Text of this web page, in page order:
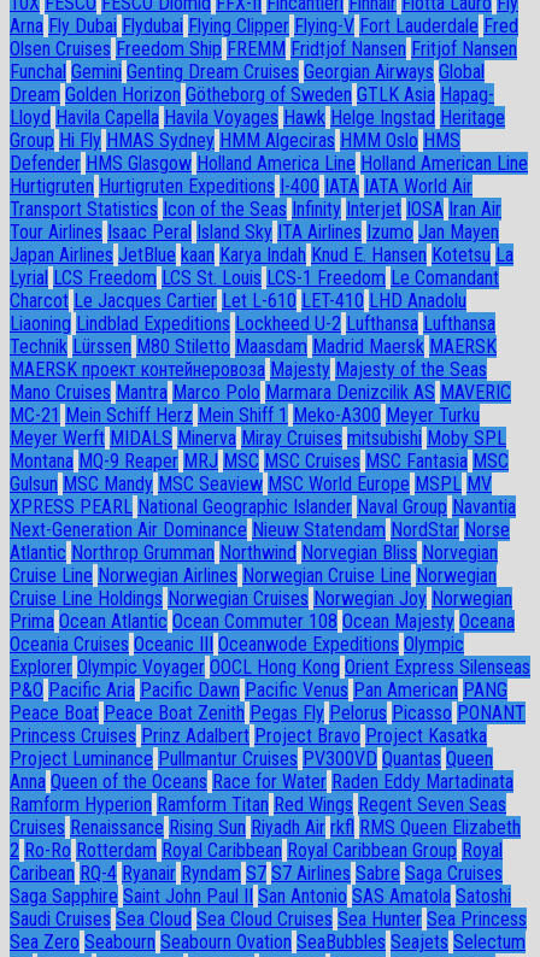
Arna Fly Dubai Flydubai Flying Clipper Flying-V Fort Lauderdale Fred
Olsen Cruises Freedom Ship FREMM Fridtjof Nansen Fritjof Nansen
Funchal Gemini Genting Dream Cruises Georgian Airways Global
Dream Golden Horizon Götheborg of Sweden GTLK Asia Hapag-
Lloyd Havila Capella Havila Voyages Hawk Helge Ingstad Heritage
Group Hi Fly HMAS Sydney HMM Algeciras HMM Oslo HMS
Defender HMS Glasgow Holland America Line Holland American Line
Hurtigruten Hurtigruten Expeditions I-400 IATA IATA World Air
Transport Statistics Icon of the Seas Infinity Interjet IOSA Iran Air
Tour Airlines Isaac Peral Island Sky ITA Airlines Izumo Jan Mayen
Japan Airlines JetBlue kaan Karya Indah Knud E. Hansen Kotetsu La
Lyrial LCS Freedom LCS St. Louis LCS-1 Freedom Le Comandant
Charcot Le Jacques Cartier Let L-610 LET-410 LHD Anadolu
Liaoning Lindblad Expeditions Lockheed U-2 Lufthansa Lufthansa
Technik Lürssen M80 Stiletto Maasdam Madrid Maersk MAERSK
MAERSK проект контейнеровоза Majesty Majesty of the Seas
Mano Cruises Mantra Marco Polo Marmara Denizcilik AS MAVERIC
MC-21 Mein Schiff Herz Mein Shiff 1 Meko-A300 Meyer Turku
Meyer Werft MIDALS Minerva Miray Cruises mitsubishi Moby SPL
Montana MQ-9 Reaper MRJ MSC MSC Cruises MSC Fantasia MSC
Gulsun MSC Mandy MSC Seaview MSC World Europe MSPL MV
XPRESS PEARL National Geographic Islander Naval Group Navantia
Next-Generation Air Dominance Nieuw Statendam NordStar Norse
Atlantic Northrop Grumman Northwind Norvegian Bliss Norvegian
Cruise Line Norwegian Airlines Norwegian Cruise Line Norwegian
Cruise Line Holdings Norwegian Cruises Norwegian Joy Norwegian
Prima Ocean Atlantic Ocean Commuter 108 Ocean Majesty Oceana
Oceania Cruises Oceanic III Oceanwode Expeditions Olympic
Explorer Olympic Voyager OOCL Hong Kong Orient Express Silenseas
P&O Pacific Aria Pacific Dawn Pacific Venus Pan American PANG
Peace Boat Peace Boat Zenith Pegas Fly Pelorus Picasso PONANT
Princess Cruises Prinz Adalbert Project Bravo Project Kasatka
Project Luminance Pullmantur Cruises PV300VD Quantas Queen
Anna Queen of the Oceans Race for Water Raden Eddy Martadinata
Ramform Hyperion Ramform Titan Red Wings Regent Seven Seas
Cruises Renaissance Rising Sun Riyadh Air rkfl RMS Queen Elizabeth
2 Ro-Ro Rotterdam Royal Caribbean Royal Caribbean Group Royal
Caribean RQ-4 Ryanair Ryndam S7 S7 Airlines Sabre Saga Cruises
Saga Sapphire Saint John Paul II San Antonio SAS Amatola Satoshi
Saudi Cruises Sea Cloud Sea Cloud Cruises Sea Hunter Sea Princess
Sea Zero Seabourn Seabourn Ovation SeaBubbles Seajets Selectum